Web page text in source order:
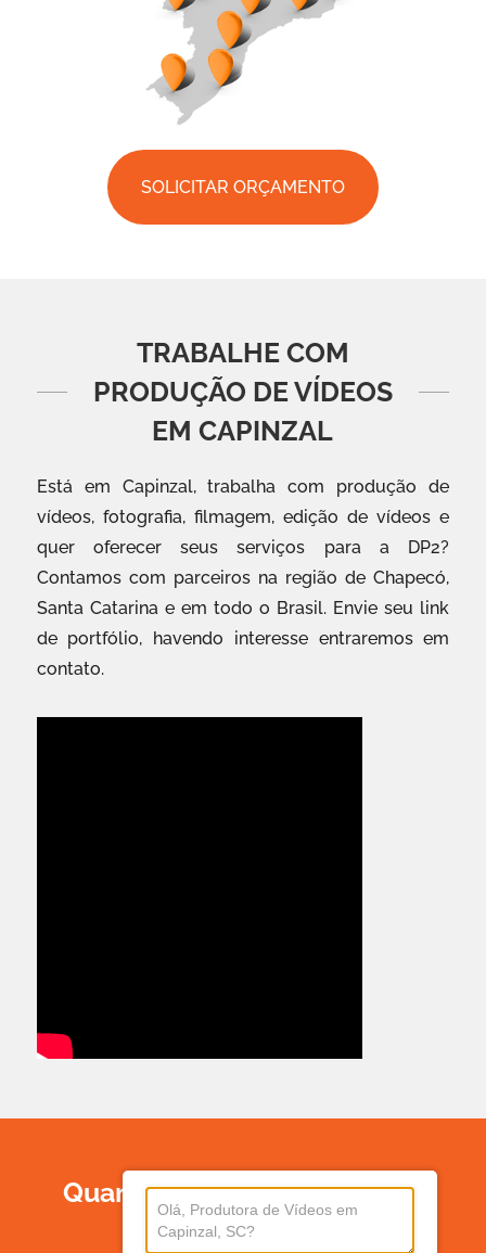
SOLICITAR ORÇAMENTO
TRABALHE COM
PRODUÇÃO DE VÍDEOS
EM CAPINZAL
Está em Capinzal, trabalha com produção de
vídeos, fotografia, filmagem, edição de vídeos e
quer oferecer seus serviços para a DP2?
Contamos com parceiros na região de Chapecó,
Santa Catarina e em todo o Brasil. Envie seu link
de portfólio, havendo interesse entraremos em
contato.
Quanto Custa Produzir Um
Vídeo